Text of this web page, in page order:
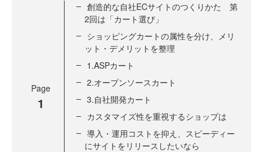
Page
1
創造的な自社ECサイトのつくりかた 第
2回は「カート選び」
ショッピングカートの属性を分け、メリ
ット・デメリットを整理
1.ASPカート
2.オープンソースカート
3.自社開発カート
カスタマイズ性を重視するショップは
導入・運用コストを抑え、スピーディー
にサイトをリリースしたいなら